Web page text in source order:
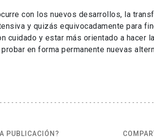
con los nuevos desarrollos, la
y quizás equivocadamente para
cuidado y estar más orientado a hacer
en forma permanente nuevas
PUBLICACIÓN?